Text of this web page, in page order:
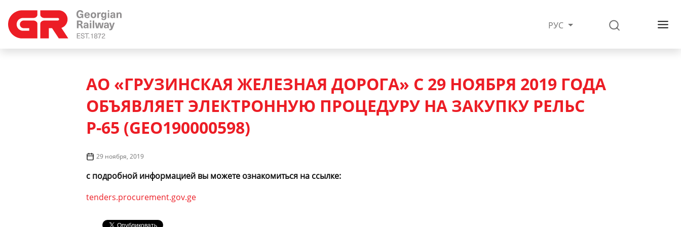
РУС
АО «ГРУЗИНСКАЯ ЖЕЛЕЗНАЯ ДОРОГА» С 29 НОЯБРЯ 2019 ГОДА
ОБЪЯВЛЯЕТ ЭЛЕКТРОННУЮ ПРОЦЕДУРУ НА ЗАКУПКУ РЕЛЬС
Р-65 (GEO190000598)
29 ноября, 2019
с подробной информацией вы можете ознакомиться на ссылке:
tenders.procurement.gov.ge